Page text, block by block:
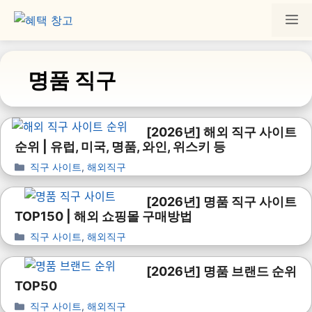
명품 직구
[2026년] 해외 직구 사이트
순위 | 유럽, 미국, 명품, 와인, 위스키 등
직구 사이트,해외직구
[2026년] 명품 직구 사이트
TOP150 | 해외 쇼핑몰 구매방법
직구 사이트,해외직구
[2026년] 명품 브랜드 순위
TOP50
직구 사이트,해외직구